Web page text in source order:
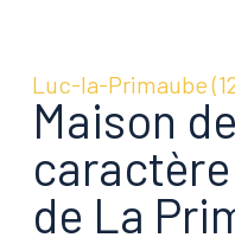
Luc-la-Primaube
Maison de
de La